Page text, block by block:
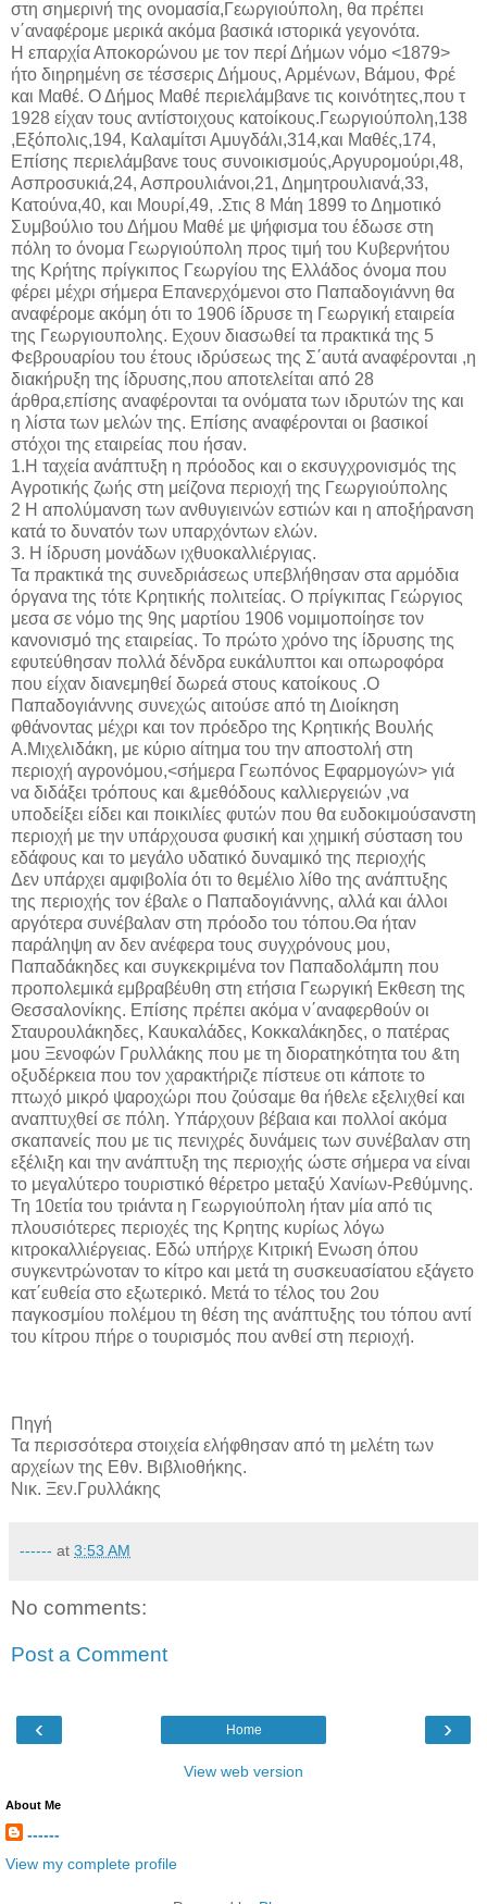
στη σημερινή της ονομασία,Γεωργιούπολη, θα πρέπει
ν΄αναφέρομε μερικά ακόμα βασικά ιστορικά γεγονότα.
Η επαρχία Αποκορώνου με τον περί Δήμων νόμο <1879>
ήτο διηρημένη σε τέσσερις Δήμους, Αρμένων, Βάμου, Φρέ
και Μαθέ. Ο Δήμος Μαθέ περιελάμβανε τις κοινότητες,που τ
1928 είχαν τους αντίστοιχους κατοίκους.Γεωργιούπολη,138
,Εξόπολις,194, Καλαμίτσι Αμυγδάλι,314,και Μαθές,174,
Επίσης περιελάμβανε τους συνοικισμούς,Αργυρομούρι,48,
Ασπροσυκιά,24, Ασπρουλιάνοι,21, Δημητρουλιανά,33,
Κατούνα,40, και Μουρί,49, .Στις 8 Μάη 1899 το Δημοτικό
Συμβούλιο του Δήμου Μαθέ με ψήφισμα του έδωσε στη
πόλη το όνομα Γεωργιούπολη προς τιμή του Κυβερνήτου
της Κρήτης πρίγκιπος Γεωργίου της Ελλάδος όνομα που
φέρει μέχρι σήμερα Επανερχόμενοι στο Παπαδογιάννη θα
αναφέρομε ακόμη ότι το 1906 ίδρυσε τη Γεωργική εταιρεία
της Γεωργιουπολης. Εχουν διασωθεί τα πρακτικά της 5
Φεβρουαρίου του έτους ιδρύσεως της Σ΄αυτά αναφέρονται ,η
διακήρυξη της ίδρυσης,που αποτελείται από 28
άρθρα,επίσης αναφέρονται τα ονόματα των ιδρυτών της και
η λίστα των μελών της. Επίσης αναφέρονται οι βασικοί
στόχοι της εταιρείας που ήσαν.
1.Η ταχεία ανάπτυξη η πρόοδος και ο εκσυγχρονισμός της
Αγροτικής ζωής στη μείζονα περιοχή της Γεωργιούπολης
2 Η απολύμανση των ανθυγιεινών εστιών και η αποξήρανση
κατά το δυνατόν των υπαρχόντων ελών.
3. Η ίδρυση μονάδων ιχθυοκαλλιέργιας.
Τα πρακτικά της συνεδριάσεως υπεβλήθησαν στα αρμόδια
όργανα της τότε Κρητικής πολιτείας. Ο πρίγκιπας Γεώργιος
μεσα σε νόμο της 9ης μαρτίου 1906 νομιμοποίησε τον
κανονισμό της εταιρείας. Το πρώτο χρόνο της ίδρυσης της
εφυτεύθησαν πολλά δένδρα ευκάλυπτοι και οπωροφόρα
που είχαν διανεμηθεί δωρεά στους κατοίκους .Ο
Παπαδογιάννης συνεχώς αιτούσε από τη Διοίκηση
φθάνοντας μέχρι και τον πρόεδρο της Κρητικής Βουλής
Α.Μιχελιδάκη, με κύριο αίτημα του την αποστολή στη
περιοχή αγρονόμου,<σήμερα Γεωπόνος Εφαρμογών> γιά
να διδάξει τρόπους και &μεθόδους καλλιεργειών ,να
υποδείξει είδει και ποικιλίες φυτών που θα ευδοκιμούσανστη
περιοχή με την υπάρχουσα φυσική και χημική σύσταση του
εδάφους και το μεγάλο υδατικό δυναμικό της περιοχής
Δεν υπάρχει αμφιβολία ότι το θεμέλιο λίθο της ανάπτυξης
της περιοχής τον έβαλε ο Παπαδογιάννης, αλλά και άλλοι
αργότερα συνέβαλαν στη πρόοδο του τόπου.Θα ήταν
παράληψη αν δεν ανέφερα τους συγχρόνους μου,
Παπαδάκηδες και συγκεκριμένα τον Παπαδολάμπη που
προπολεμικά εμβραβέυθη στη ετήσια Γεωργική Εκθεση της
Θεσσαλονίκης. Επίσης πρέπει ακόμα ν΄αναφερθούν οι
Σταυρουλάκηδες, Καυκαλάδες, Κοκκαλάκηδες, ο πατέρας
μου Ξενοφών Γρυλλάκης που με τη διορατηκότητα του &τη
οξυδέρκεια που τον χαρακτήριζε πίστευε οτι κάποτε το
πτωχό μικρό ψαροχώρι που ζούσαμε θα ήθελε εξελιχθεί και
αναπτυχθεί σε πόλη. Υπάρχουν βέβαια και πολλοί ακόμα
σκαπανείς που με τις πενιχρές δυνάμεις των συνέβαλαν στη
εξέλιξη και την ανάπτυξη της περιοχής ώστε σήμερα να είναι
το μεγαλύτερο τουριστικό θέρετρο μεταξύ Χανίων-Ρεθύμνης.
Τη 10ετία του τριάντα η Γεωργιούπολη ήταν μία από τις
πλουσιότερες περιοχές της Κρητης κυρίως λόγω
κιτροκαλλιέργειας. Εδώ υπήρχε Κιτρική Ενωση όπου
συγκεντρώνοταν το κίτρο και μετά τη συσκευασίατου εξάγετο
κατ΄ευθεία στο εξωτερικό. Μετά το τέλος του 2ου
παγκοσμίου πολέμου τη θέση της ανάπτυξης του τόπου αντί
του κίτρου πήρε ο τουρισμός που ανθεί στη περιοχή.
Πηγή
Τα περισσότερα στοιχεία ελήφθησαν από τη μελέτη των
αρχείων της Εθν. Βιβλιοθήκης.
Νικ. Ξεν.Γρυλλάκης
------ at 3:53 AM
No comments:
Post a Comment
‹ ›
Home
View web version
About Me
------
View my complete profile